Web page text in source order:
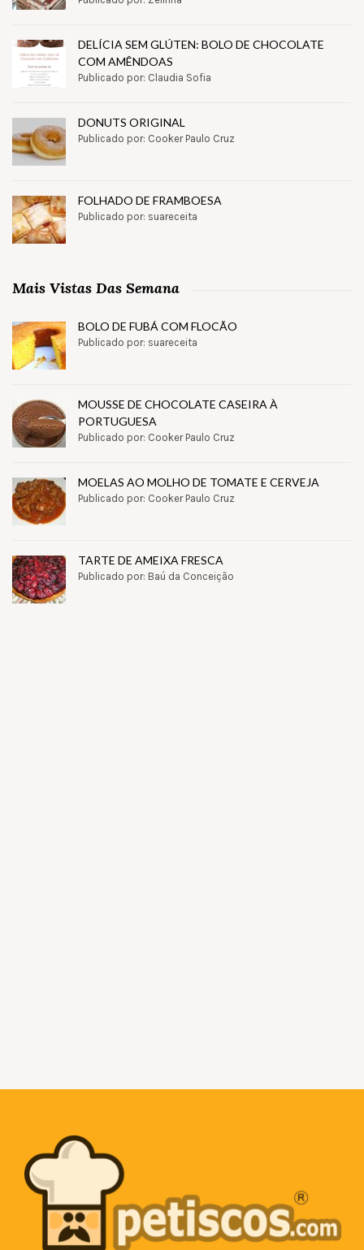
DELÍCIA SEM GLÚTEN: BOLO DE CHOCOLATE
COM AMÊNDOAS
Publicado por: Claudia Sofia
DONUTS ORIGINAL
Publicado por: Cooker Paulo Cruz
FOLHADO DE FRAMBOESA
Publicado por: suareceita
Mais Vistas Das Semana
BOLO DE FUBÁ COM FLOCÃO
Publicado por: suareceita
MOUSSE DE CHOCOLATE CASEIRA À
PORTUGUESA
Publicado por: Cooker Paulo Cruz
MOELAS AO MOLHO DE TOMATE E CERVEJA
Publicado por: Cooker Paulo Cruz
TARTE DE AMEIXA FRESCA
Publicado por: Baú da Conceição